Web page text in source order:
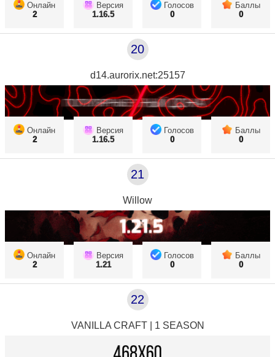
Онлайн
2
Версия
1.16.5
Голосов
0
Баллы
0
20
d14.aurorix.net:25157
Онлайн
2
Версия
1.16.5
Голосов
0
Баллы
0
21
Willow
Онлайн
2
Версия
1.21
Голосов
0
Баллы
0
22
VANILLA CRAFT | 1 SEASON